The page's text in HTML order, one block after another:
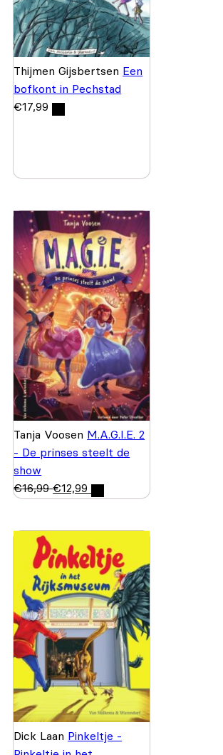
Thijmen Gijsbertsen Een
bofkont in Pechstad
€17,99
Tanja Voosen M.A.G.I.E. 2
- De prinses steelt de
show
€16,99 €12,99
Dick Laan Pinkeltje -